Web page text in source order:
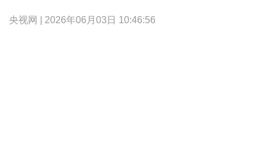
央视网 | 2026年06月03日 10:46:56